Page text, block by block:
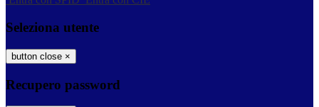
Seleziona utente
button close ×
Recupero password